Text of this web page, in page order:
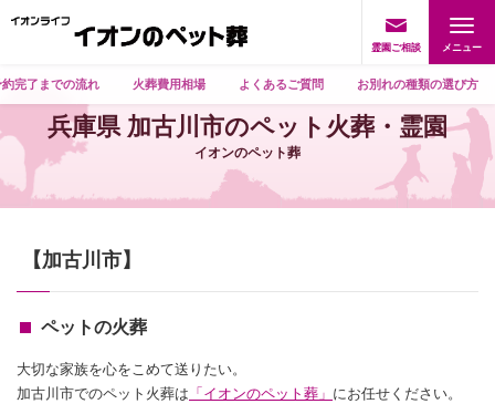
霊園ご相談
約完了までの流れ 火葬費用相場 よくあるご質問 お別れの種類の選び方
兵庫県 加古川市のペット火葬・霊園
イオンのペット葬
【加古川市】
ペットの火葬
大切な家族を心をこめて送りたい。
加古川市でのペット火葬は 「イオンのペット葬」 にお任せください。